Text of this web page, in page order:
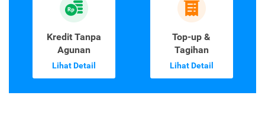
Kredit Tanpa
Agunan
Lihat Detail
Top-up &
Tagihan
Lihat Detail